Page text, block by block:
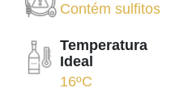
Contém sulfitos
Temperatura
Ideal
16ºC